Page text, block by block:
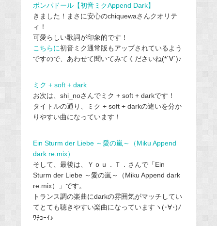
ポンパドール【初音ミクAppend Dark】
きました！まさに安心のchiquewaさんクオリテ
ィ！
可愛らしい歌詞が印象的です！
こちらに初音ミク通常版もアップされているよう
ですので、あわせて聞いてみてくださいね(*´∀`)♪
ミク + soft + dark
お次は、shi_noさんでミク + soft + darkです！
タイトルの通り、ミク + soft + darkの違いを分か
りやすい曲になっています！
Ein Sturm der Liebe ～愛の嵐～（Miku Append
dark re:mix）
そして、最後は、Ｙｏｕ．Ｔ．さんで「Ein
Sturm der Liebe ～愛の嵐～（Miku Append dark
re:mix）」です。
トランス調の楽曲にdarkの雰囲気がマッチしてい
てとても聴きやすい楽曲になっていますヽ(･∀･)ﾉ
ﾜﾁｮｰｲ♪